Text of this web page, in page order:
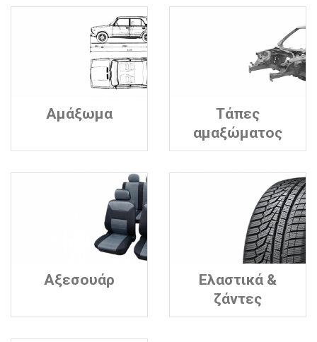
Αμάξωμα
Τάπες
αμαξώματος
Αξεσουάρ
Ελαστικά &
ζάντες